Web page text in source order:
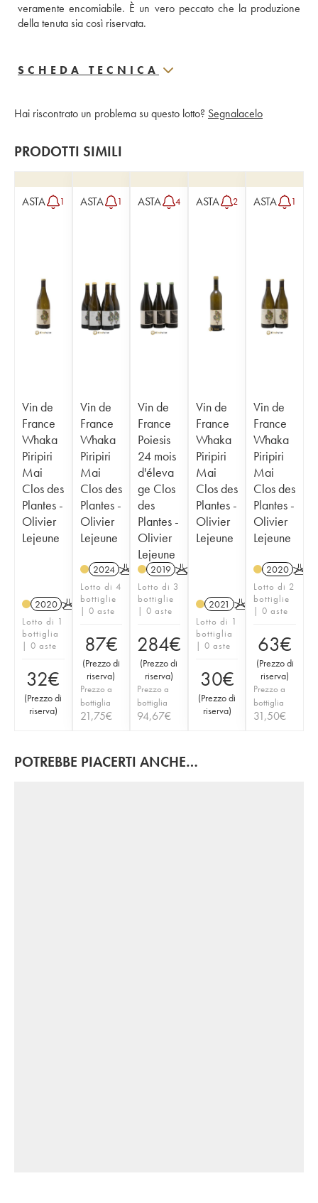
veramente encomiabile. È un vero peccato che la produzione
della tenuta sia così riservata.
SCHEDA TECNICA
Hai riscontrato un problema su questo lotto? Segnalacelo
PRODOTTI SIMILI
ASTA 1
Vin de
France
Whaka
Piripiri
Mai
Clos des
Plantes -
Olivier
Lejeune
2020 K
Lotto di 1
bottiglia
| 0 aste
32€
(Prezzo di
riserva)
ASTA 1
Vin de
France
Whaka
Piripiri
Mai
Clos des
Plantes -
Olivier
Lejeune
2024 K
Lotto di 4
bottiglie
| 0 aste
87€
(Prezzo di
riserva)
Prezzo a
bottiglia
21,75€
ASTA 4
Vin de
France
Poiesis
24 mois
d'éleva
ge Clos
des
Plantes -
Olivier
Lejeune
2019 K
Lotto di 3
bottiglie
| 0 aste
284€
(Prezzo di
riserva)
Prezzo a
bottiglia
94,67€
ASTA 2
Vin de
France
Whaka
Piripiri
Mai
Clos des
Plantes -
Olivier
Lejeune
2021 K
Lotto di 1
bottiglia
| 0 aste
30€
(Prezzo di
riserva)
ASTA 1
Vin de
France
Whaka
Piripiri
Mai
Clos des
Plantes -
Olivier
Lejeune
2020 K
Lotto di 2
bottiglie
| 0 aste
63€
(Prezzo di
riserva)
Prezzo a
bottiglia
31,50€
POTREBBE PIACERTI ANCHE…